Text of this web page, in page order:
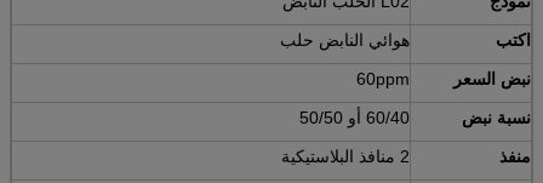
اكتب
هوائي النابض حلب
نبض السعر
60ppm
نسبة نبض
60/40 أو 50/50
منفذ
2 منافذ البلاستيكية